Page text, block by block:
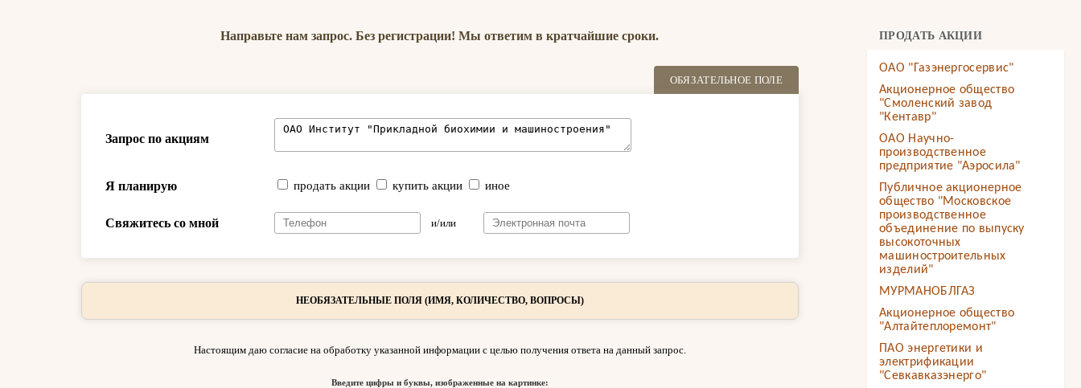
Направьте нам запрос. Без регистрации! Мы ответим в кратчайшие сроки.
ОБЯЗАТЕЛЬНОЕ ПОЛЕ
Запрос по акциям
Я планирую продать акции купить акции иное
Свяжитесь со мной и/или
НЕОБЯЗАТЕЛЬНЫЕ ПОЛЯ (ИМЯ, КОЛИЧЕСТВО, ВОПРОСЫ)
Настоящим даю согласие на обработку указанной информации с целью получения ответа на данный запрос.
Введите цифры и буквы, изображенные на картинке:
ПРОДАТЬ АКЦИИ
ОАО "Газэнергосервис"
Акционерное общество
"Смоленский завод
"Кентавр"
ОАО Научно-
производственное
предприятие "Аэросила"
Публичное акционерное
общество "Московское
производственное
объединение по выпуску
высокоточных
машиностроительных
изделий"
МУРМАНОБЛГАЗ
Акционерное общество
"Алтайтеплоремонт"
ПАО энергетики и
электрификации
"Севкавказэнерго"